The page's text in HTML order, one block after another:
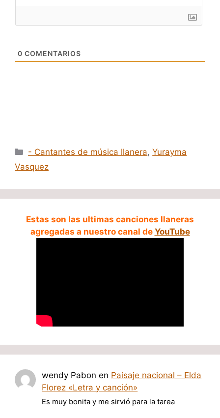
0 COMENTARIOS
Categorías
- Cantantes de música llanera,Yurayma
Vasquez
Estas son las ultimas canciones llaneras
agregadas a nuestro canal de YouTube
wendy Pabon en Paisaje nacional – Elda
Florez «Letra y canción»
Es muy bonita y me sirvió para la tarea